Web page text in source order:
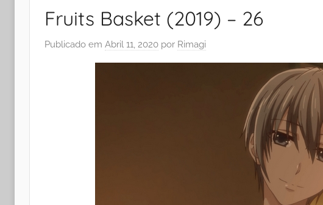
Fruits Basket (2019) – 26
Publicado em Abril 11, 2020 por Rimagi